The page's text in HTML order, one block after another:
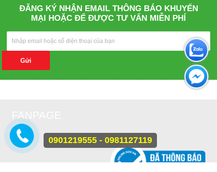
ĐĂNG KÝ NHẬN EMAIL THÔNG BÁO KHUYẾN
MẠI HOẶC ĐỂ ĐƯỢC TƯ VẤN MIỄN PHÍ
Gửi
FANPAGE
0901219555 - 0981127119